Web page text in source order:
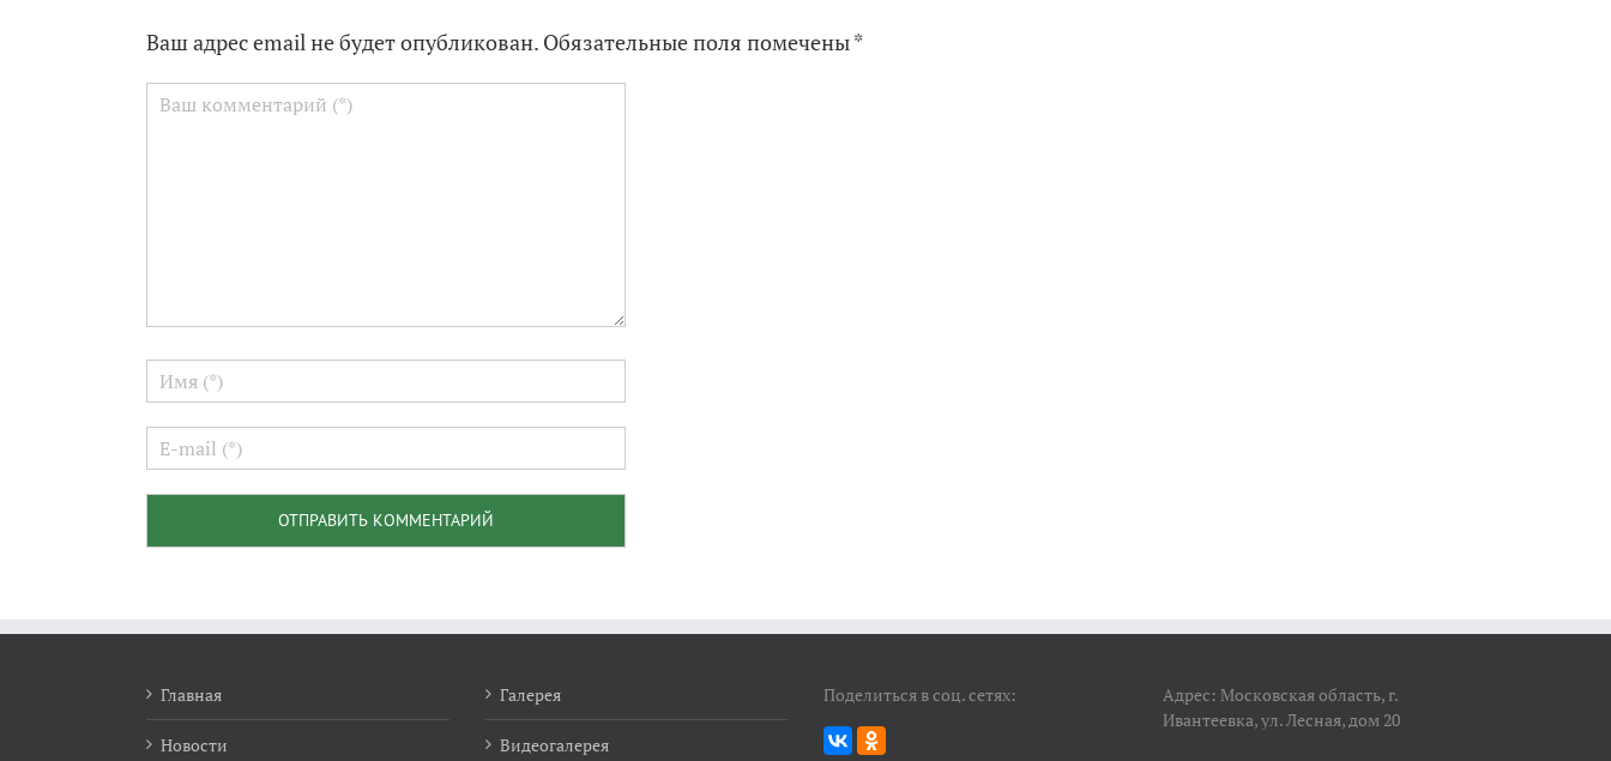
Ваш адрес email не будет опубликован. Обязательные поля помечены*
Главная
Новости
Галерея
Видеогалерея
Поделиться в соц. сетях:
Адрес: Московская область, г.
Ивантеевка, ул. Лесная, дом 20